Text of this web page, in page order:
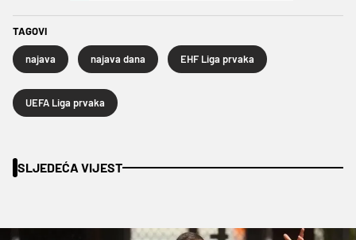
TAGOVI
najava najava dana EHF Liga prvaka
UEFA Liga prvaka
SLJEDEĆA VIJEST